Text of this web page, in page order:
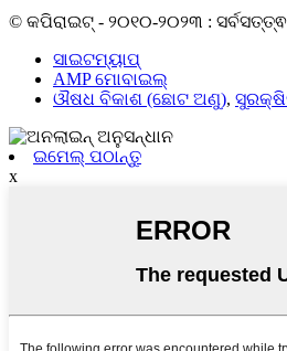
© କପିରାଇଟ୍ - ୨୦୧୦-୨୦୨୩ :
ସାଇଟମ୍ୟାପ୍
AMP ମୋବାଇଲ୍
ଔଷଧ ବିକାଶ (ଛୋଟ ଅଣୁ),
ଇମେଲ୍ ପଠାନ୍ତୁ
x